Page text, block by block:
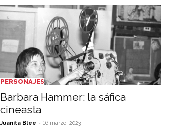
PERSONAJES
Barbara Hammer: la sáfica
cineasta
Juanita Blee - 16 marzo, 2023